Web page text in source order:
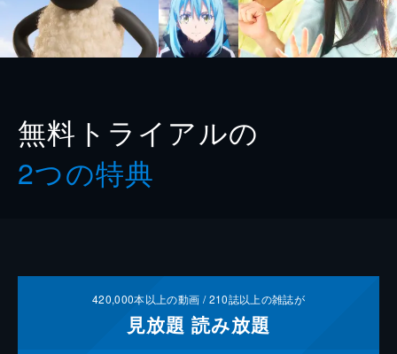
無料トライアルの
2つの特典
420,000本以上の動画 /210誌以上の雑誌が
見放題 読み放題